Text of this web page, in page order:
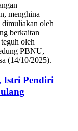
menghina
oleh
berkaitan
oleh
PBNU,
(14/10/2025).
Istri Pendiri